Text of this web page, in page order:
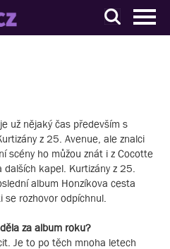
už nějaký čas především s
z 25. Avenue, ale znalci
scény ho můžou znát i z Cocotte
kapel. Kurtizány z 25.
album Honzíkova cesta
rozhovor odpíchnul.
za album roku?
Je to po těch mnoha letech